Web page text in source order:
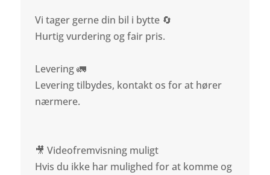
Vi tager gerne din bil i bytte 🔄
Hurtig vurdering og fair pris.
Levering 🚛
Levering tilbydes, kontakt os for at hører
nærmere.
🎥 Videofremvisning muligt
Hvis du ikke har mulighed for at komme og